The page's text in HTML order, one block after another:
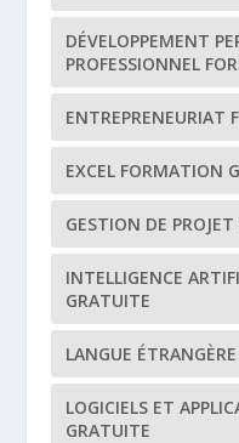
DÉVELOPPEMENT
PROFESSIONNEL
ENTREPRENEURIAT
EXCEL FORMATION
GESTION DE
INTELLIGENCE
GRATUITE
LANGUE
LOGICIELS ET
GRATUITE